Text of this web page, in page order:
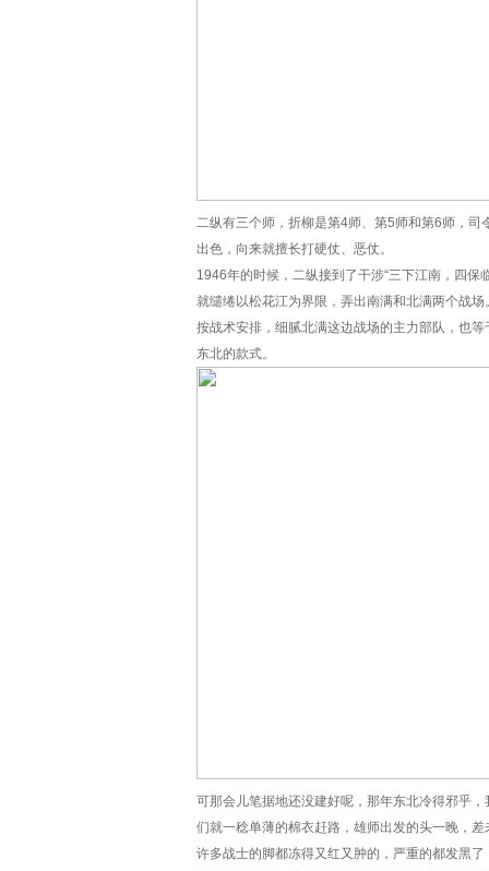
二纵有三个师，折柳是第4师、第5师和第6师，
出色，向来就擅长打硬仗、恶仗。
1946年的时候，二纵接到了干涉“三下江南，四保
就缱绻以松花江为界限，弄出南满和北满两个战场
按战术安排，细腻北满这边战场的主力部队，也
东北的款式。
可那会儿笔据地还没建好呢，那年东北冷得邪乎
们就一稔单薄的棉衣赶路，雄师出发的头一晚，
许多战士的脚都冻得又红又肿的，严重的都发黑